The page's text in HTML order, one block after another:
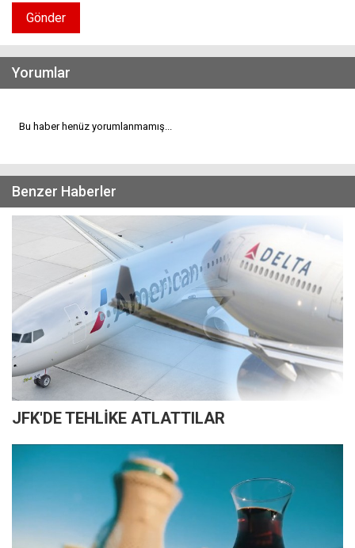
Gönder
Yorumlar
Bu haber henüz yorumlanmamış...
Benzer Haberler
JFK'DE TEHLİKE ATLATTILAR